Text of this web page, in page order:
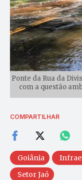
Ponte da Rua da
com a questão
COMPARTILHAR
Goiânia
Setor Jaó